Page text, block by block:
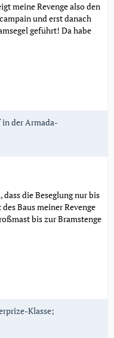
meine Revenge also den
und erst danach
geführt! Da habe
in der Armada-
die Beseglung nur bis
Baus meiner Revenge
bis zur Bramstenge
Klasse;